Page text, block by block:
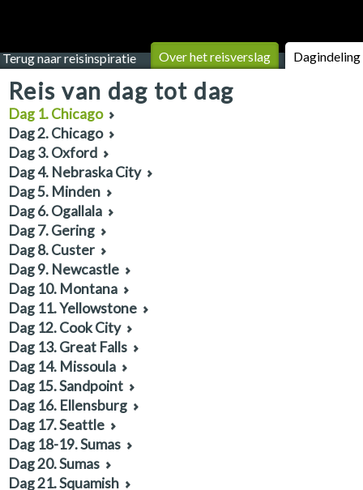
Terug naar reisinspiratie Over het reisverslag Dagindeling
Reis van dag tot dag
Dag 1. Chicago
Dag 2. Chicago
Dag 3. Oxford
Dag 4. Nebraska City
Dag 5. Minden
Dag 6. Ogallala
Dag 7. Gering
Dag 8. Custer
Dag 9. Newcastle
Dag 10. Montana
Dag 11. Yellowstone
Dag 12. Cook City
Dag 13. Great Falls
Dag 14. Missoula
Dag 15. Sandpoint
Dag 16. Ellensburg
Dag 17. Seattle
Dag 18-19. Sumas
Dag 20. Sumas
Dag 21. Squamish